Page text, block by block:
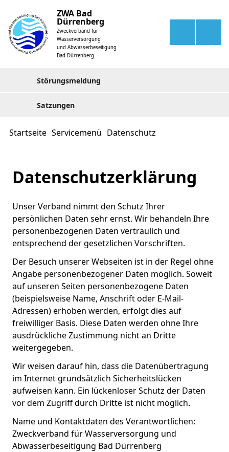
ZWA Bad
Dürrenberg
Zweckverband für
Wasserversorgung
und Abwasserbeseitigung
Bad Dürrenberg
Störungsmeldung
Satzungen
Startseite Servicemenü Datenschutz
Datenschutzerklärung
Unser Verband nimmt den Schutz Ihrer
persönlichen Daten sehr ernst. Wir behandeln Ihre
personenbezogenen Daten vertraulich und
entsprechend der gesetzlichen Vorschriften.
Der Besuch unserer Webseiten ist in der Regel ohne
Angabe personenbezogener Daten möglich. Soweit
auf unseren Seiten personenbezogene Daten
(beispielsweise Name, Anschrift oder E-Mail-
Adressen) erhoben werden, erfolgt dies auf
freiwilliger Basis. Diese Daten werden ohne Ihre
ausdrückliche Zustimmung nicht an Dritte
weitergegeben.
Wir weisen darauf hin, dass die Datenübertragung
im Internet grundsätzlich Sicherheitslücken
aufweisen kann. Ein lückenloser Schutz der Daten
vor dem Zugriff durch Dritte ist nicht möglich.
Name und Kontaktdaten des Verantwortlichen:
Zweckverband für Wasserversorgung und
Abwasserbeseitigung Bad Dürrenberg